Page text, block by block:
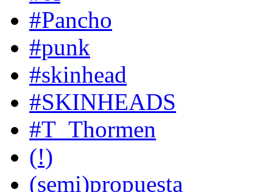
#Pancho
#punk
#skinhead
#SKINHEADS
#T_Thormen
(!)
(semi)propuesta